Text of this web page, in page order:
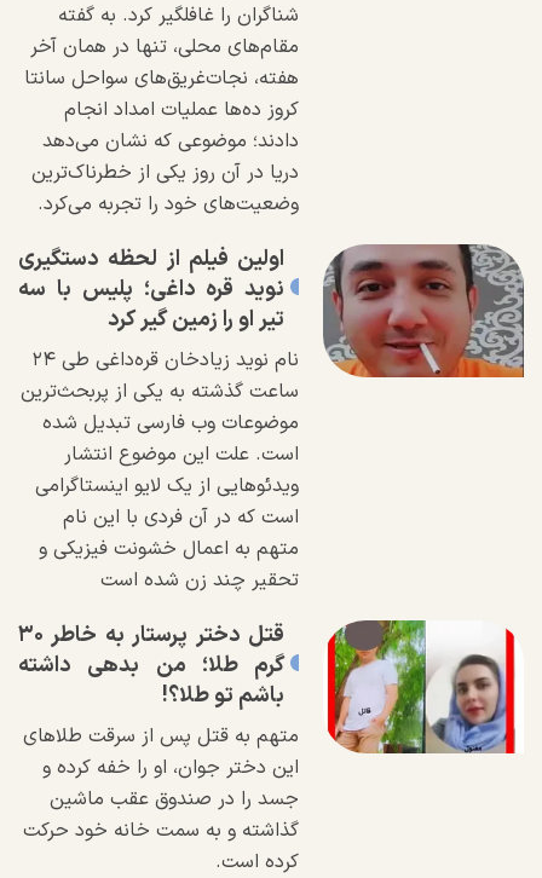
شناگران را غافلگیر کرد. به گفته
مقام‌های محلی، تنها در همان آخر
هفته، نجات‌غریق‌های سواحل سانتا
کروز ده‌ها عملیات امداد انجام
دادند؛ موضوعی که نشان می‌دهد
دریا در آن روز یکی از خطرناک‌ترین
وضعیت‌های خود را تجربه می‌کرد.
اولین فیلم از لحظه دستگیری
نوید قره داغی؛ پلیس با سه
تیر او را زمین گیر کرد
نام نوید زیادخان قره‌داغی طی ۲۴
ساعت گذشته به یکی از پربحث‌ترین
موضوعات وب فارسی تبدیل شده
است. علت این موضوع انتشار
ویدئو‌هایی از یک لایو اینستاگرامی
است که در آن فردی با این نام
متهم به اعمال خشونت فیزیکی و
تحقیر چند زن شده است
قتل دختر پرستار به خاطر ۳۰
گرم طلا؛ من بدهی داشته
باشم تو طلا؟!
متهم به قتل پس از سرقت طلا‌های
این دختر جوان، او را خفه کرده و
جسد را در صندوق عقب ماشین
گذاشته و به سمت خانه خود حرکت
کرده است.